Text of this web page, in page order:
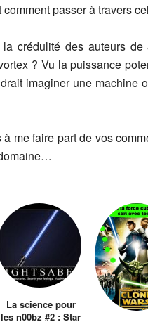
passer à travers
crédulité des auteurs de
? Vu la puissance
imaginer une machine
à me faire part de vos
La science pour
les n00bz #2 : Star